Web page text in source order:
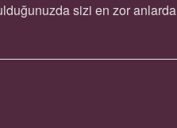
sizi en zor anlarda